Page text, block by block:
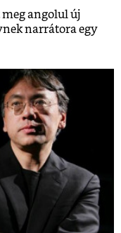
angolul új
narrátora egy